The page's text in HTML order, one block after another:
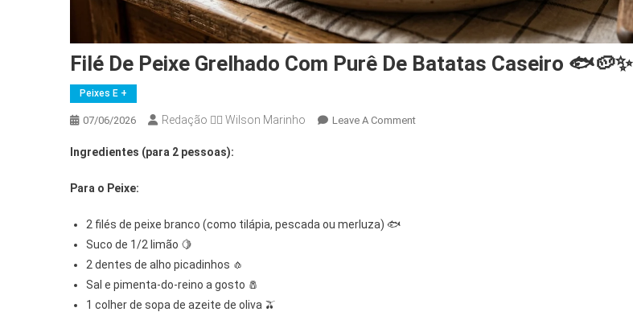
Filé De Peixe Grelhado Com Purê De Batatas Caseiro 🐟🥔✨
Peixes E +
07/06/2026 Redação 👨‍⚖️​ Wilson Marinho Leave A CommentOn
Ingredientes (para 2 pessoas):
Para o Peixe:
2 filés de peixe branco (como tilápia, pescada ou merluza) 🐟
Suco de 1/2 limão 🍋
2 dentes de alho picadinhos 🧄
Sal e pimenta-do-reino a gosto 🧂
1 colher de sopa de azeite de oliva 🫒